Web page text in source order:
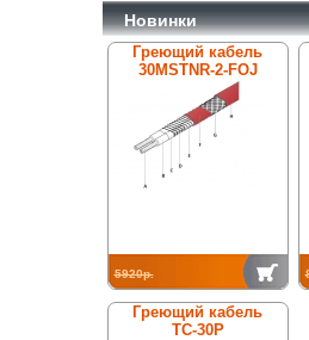
Новинки
Греющий кабель
30MSTNR-2-FOJ
5920р.
Греющий кабель
ТС-30Р